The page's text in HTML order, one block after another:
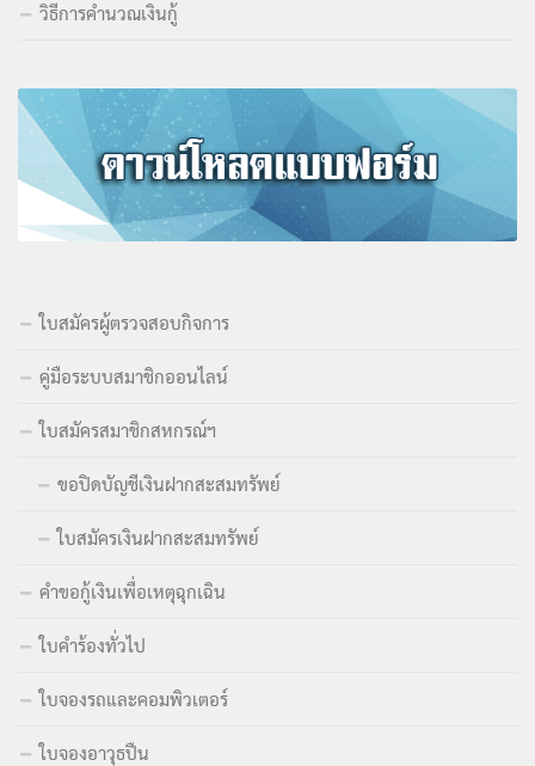
วิธีการคำนวณเงินกู้
ใบสมัครผู้ตรวจสอบกิจการ
คู่มือระบบสมาชิกออนไลน์
ใบสมัครสมาชิกสหกรณ์ฯ
ขอปิดบัญชีเงินฝากสะสมทรัพย์
ใบสมัครเงินฝากสะสมทรัพย์
คำขอกู้เงินเพื่อเหตุฉุกเฉิน
ใบคำร้องทั่วไป
ใบจองรถและคอมพิวเตอร์
ใบจองอาวุธปืน